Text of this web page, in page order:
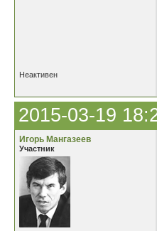
Неактивен
2015-03-19
Игорь Мангазеев
Участник